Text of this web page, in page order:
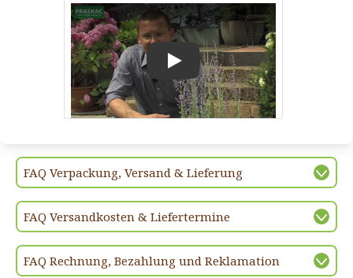
Play
FAQ Verpackung, Versand & Lieferung
FAQ Versandkosten & Liefertermine
FAQ Rechnung, Bezahlung und Reklamation